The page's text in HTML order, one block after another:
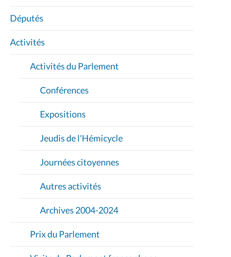
G
A
T
I
O
Députés
Activités
Activités du Parlement
Conférences
Expositions
Jeudis de l'Hémicycle
Journées citoyennes
Autres activités
Archives 2004-2024
Prix du Parlement